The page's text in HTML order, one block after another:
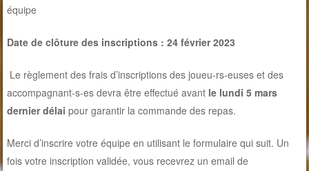
équipe
Date de clôture des inscriptions : 24 février 2023
Le règlement des frais d’inscriptions des joueu-rs-euses et des
accompagnant-s-es devra être effectué avant le lundi 5 mars
dernier délaipour garantir la commande des repas.
Merci d’inscrire votre équipe en utilisant le formulaire qui suit. Un
fois votre inscription validée, vous recevrez un email de